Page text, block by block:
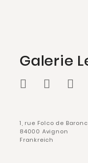
Galerie
1, rue Folco de
84000 Avignon
Frankreich